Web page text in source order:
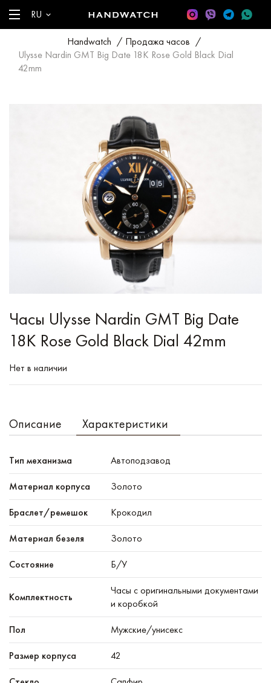
RU
Handwatch / Продажа часов /
Ulysse Nardin GMT Big Date 18K Rose Gold Black Dial
42mm
Часы Ulysse Nardin GMT Big Date
18K Rose Gold Black Dial 42mm
Нет в наличии
Описание Характеристики
Тип механизма Автоподзавод
Материал корпуса Золото
Браслет/ремешок Крокодил
Материал безеля Золото
Состояние Б/У
Комплектность
Часы с оригинальными документами
и коробкой
Пол Мужские/унисекс
Размер корпуса 42